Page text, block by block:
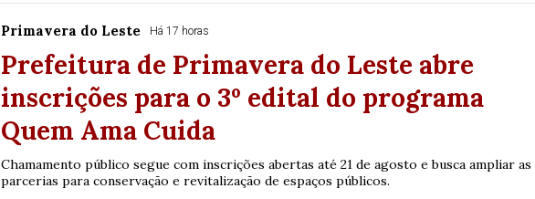
Primavera do Leste Há 17 horas
Prefeitura de Primavera do Leste abre
inscrições para o 3º edital do programa
Quem Ama Cuida
Chamamento público segue com inscrições abertas até 21 de agosto e busca ampliar as
parcerias para conservação e revitalização de espaços públicos.